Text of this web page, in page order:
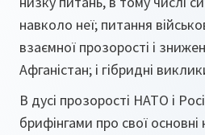
навколо неї; питання
взаємної прозорості і
Афганістан; і гібридні
В дусі прозорості НАТО і
брифінгами про свої